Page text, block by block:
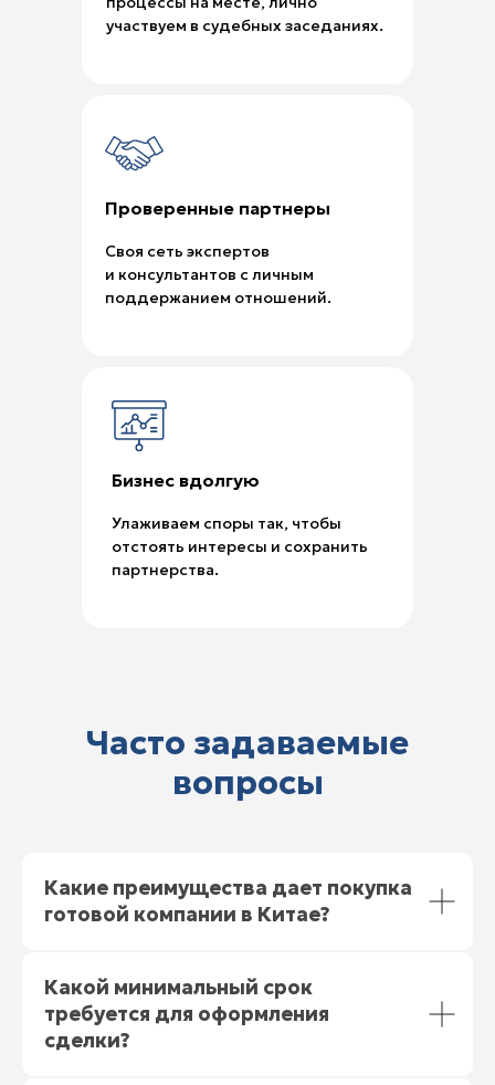
участвуем в судебных заседаниях.
Улаживаем споры так, чтобы
отстоять интересы и сохранить
партнерства.
Бизнес вдолгую
Своя сеть экспертов
и консультантов с личным
поддержанием отношений.
Проверенные партнеры
Часто задаваемые
вопросы
Какие преимущества дает покупка
готовой компании в Китае?
Какой минимальный срок
требуется для оформления
сделки?